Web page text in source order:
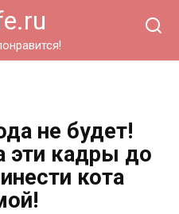
не будет!
эти кадры до
кота